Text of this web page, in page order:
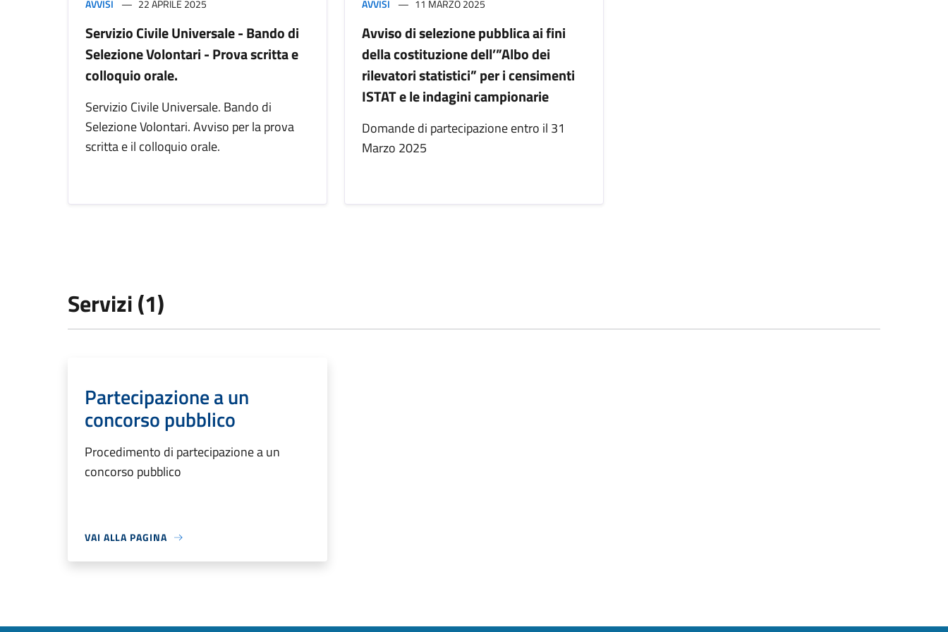
AVVISI 22 APRILE 2025
Servizio Civile Universale - Bando di
Selezione Volontari - Prova scritta e
colloquio orale.
Servizio Civile Universale. Bando di
Selezione Volontari. Avviso per la prova
scritta e il colloquio orale.
AVVISI 11 MARZO 2025
Avviso di selezione pubblica ai fini
della costituzione dell’”Albo dei
rilevatori statistici” per i censimenti
ISTAT e le indagini campionarie
Domande di partecipazione entro il 31
Marzo 2025
Servizi (1)
Partecipazione a un
concorso pubblico
Procedimento di partecipazione a un
concorso pubblico
VAI ALLA PAGINA